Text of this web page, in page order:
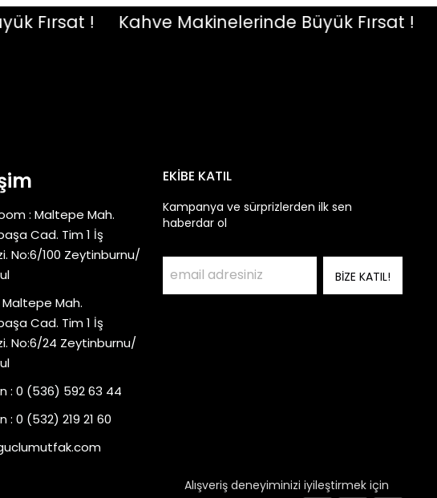
Alışveriş deneyiminizi iyileştirmek için
! Kahve Makinelerinde Büyük Fırsat !
: Maltepe Mah.
Cad. Tim 1 İş
No:6/100 Zeytinburnu/
Mah.
Cad. Tim 1 İş
No:6/24 Zeytinburnu/
: 0 (536) 592 63 44
: 0 (532) 219 21 60
EKİBE KATIL
Kampanya ve sürprizlerden ilk sen
haberdar ol
BİZE KATIL!